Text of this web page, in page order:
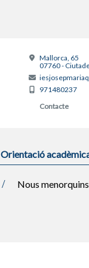
Mallorca, 65
07760 -
971480237
Contacte
Orientació
Nous menorquins